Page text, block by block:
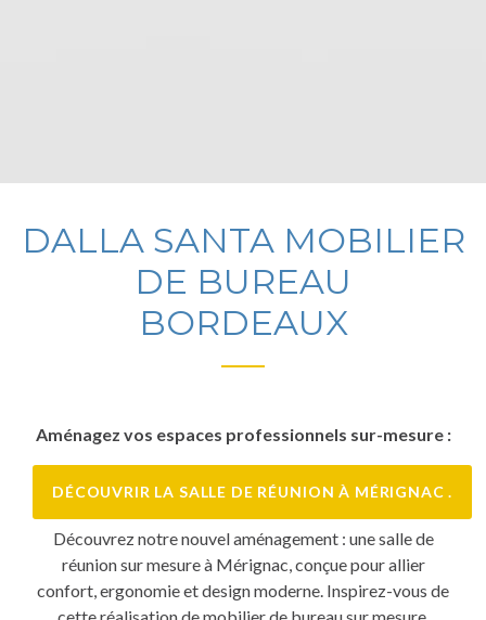
DALLA SANTA MOBILIER
DE BUREAU
BORDEAUX
Aménagez vos espaces professionnels sur-mesure :
DÉCOUVRIR LA SALLE DE RÉUNION À MÉRIGNAC .
Découvrez notre nouvel aménagement : une salle de
réunion sur mesure à Mérignac, conçue pour allier
confort, ergonomie et design moderne. Inspirez-vous de